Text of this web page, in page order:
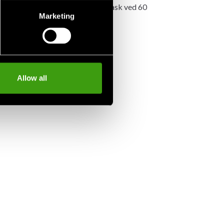
Marketing
Allow all
krymper 3-5 % (ved vask ved 60